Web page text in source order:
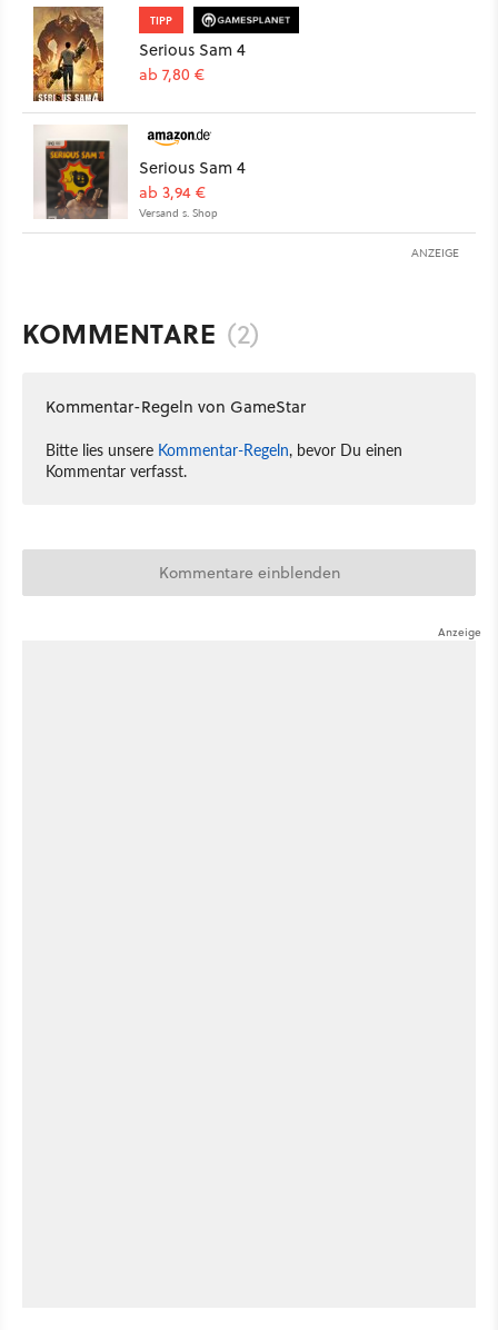
TIPP
Serious Sam 4
ab 7,80 €
Serious Sam 4
ab 3,94 €
Versand s. Shop
ANZEIGE
KOMMENTARE (2)
Kommentar-Regeln von GameStar
Bitte lies unsere Kommentar-Regeln, bevor Du einen
Kommentar verfasst.
Kommentare einblenden